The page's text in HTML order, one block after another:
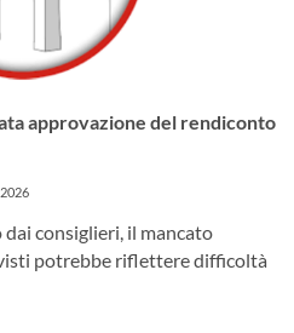
approvazione del rendiconto
consiglieri, il mancato
potrebbe riflettere difficoltà